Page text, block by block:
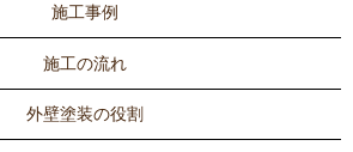
施工事例
施工の流れ
外壁塗装の役割